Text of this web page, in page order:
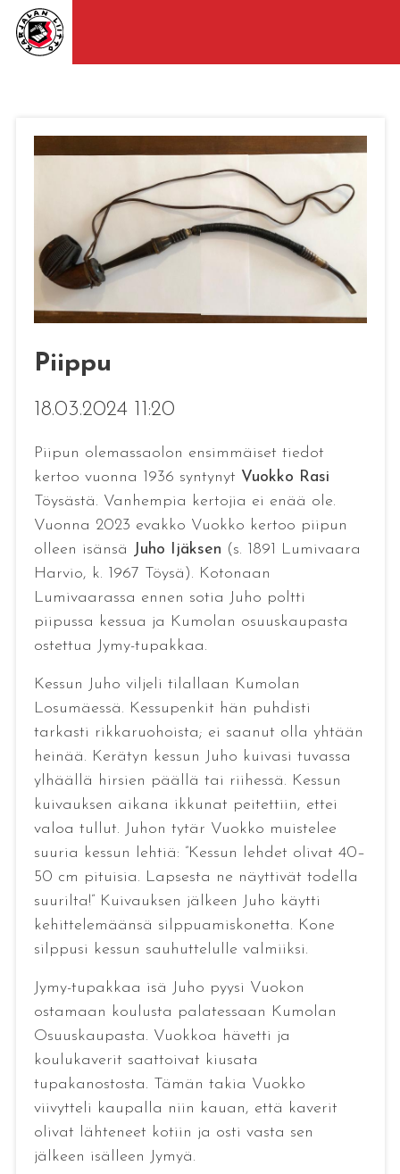
Piippu
18.03.2024 11:20
Piipun olemassaolon ensimmäiset tiedot
kertoo vuonna 1936 syntynyt Vuokko Rasi
Töysästä. Vanhempia kertojia ei enää ole.
Vuonna 2023 evakko Vuokko kertoo piipun
olleen isänsä Juho Ijäksen (s. 1891 Lumivaara
Harvio, k. 1967 Töysä). Kotonaan
Lumivaarassa ennen sotia Juho poltti
piipussa kessua ja Kumolan osuuskaupasta
ostettua Jymy-tupakkaa.
Kessun Juho viljeli tilallaan Kumolan
Losumäessä. Kessupenkit hän puhdisti
tarkasti rikkaruohoista; ei saanut olla yhtään
heinää. Kerätyn kessun Juho kuivasi tuvassa
ylhäällä hirsien päällä tai riihessä. Kessun
kuivauksen aikana ikkunat peitettiin, ettei
valoa tullut. Juhon tytär Vuokko muistelee
suuria kessun lehtiä: ”Kessun lehdet olivat 40–
50 cm pituisia. Lapsesta ne näyttivät todella
suurilta!” Kuivauksen jälkeen Juho käytti
kehittelemäänsä silppuamiskonetta. Kone
silppusi kessun sauhuttelulle valmiiksi.
Jymy-tupakkaa isä Juho pyysi Vuokon
ostamaan koulusta palatessaan Kumolan
Osuuskaupasta. Vuokkoa hävetti ja
koulukaverit saattoivat kiusata
tupakanostosta. Tämän takia Vuokko
viivytteli kaupalla niin kauan, että kaverit
olivat lähteneet kotiin ja osti vasta sen
jälkeen isälleen Jymyä.